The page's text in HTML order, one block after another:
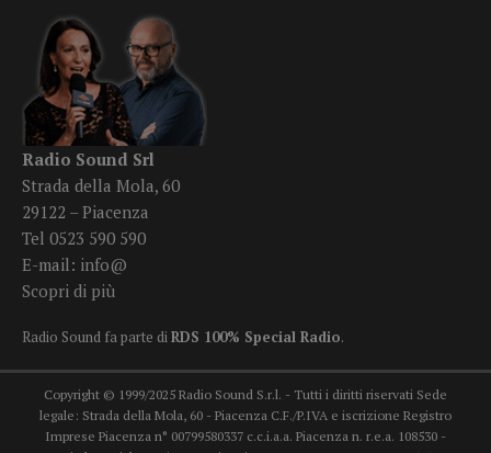
Radio Sound Srl
Strada della Mola, 60
29122 – Piacenza
Tel 0523 590 590
E-mail: info@
Scopri di più
Radio Sound fa parte diRDS 100% Special Radio.
Copyright © 1999/2025 Radio Sound S.r.l. - Tutti i diritti riservati Sede
legale: Strada della Mola, 60 - Piacenza C.F./P.IVA e iscrizione Registro
Imprese Piacenza n° 00799580337 c.c.i.a.a. Piacenza n. r.e.a. 108530 -